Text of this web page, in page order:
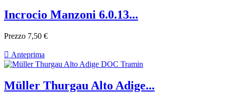
Incrocio Manzoni 6.0.13...
Prezzo 7,50 €
 Anteprima
Müller Thurgau Alto Adige...